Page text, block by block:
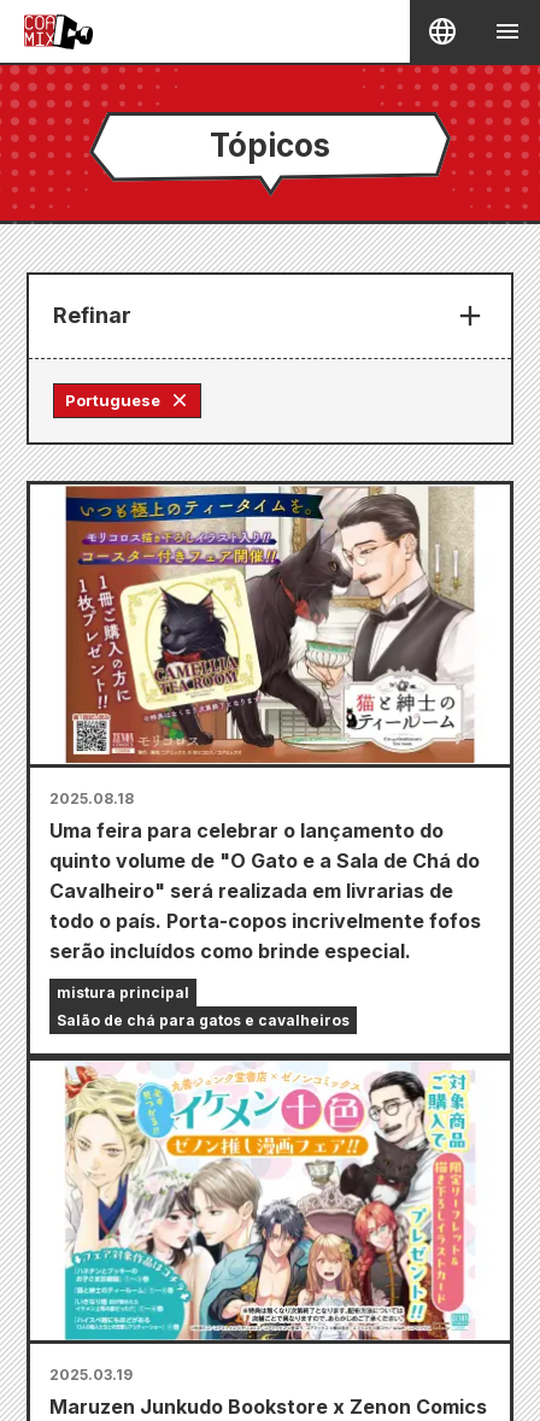
Tópicos
Refinar
Portuguese
2025.08.18
Uma feira para celebrar o lançamento do
quinto volume de "O Gato e a Sala de Chá do
Cavalheiro" será realizada em livrarias de
todo o país. Porta-copos incrivelmente fofos
serão incluídos como brinde especial.
mistura principal
Salão de chá para gatos e cavalheiros
2025.03.19
Maruzen Junkudo Bookstore x Zenon Comics